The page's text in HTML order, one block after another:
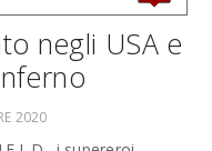
negli USA e
2020